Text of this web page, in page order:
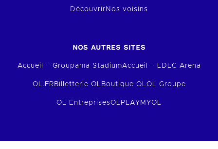
Découvrir Nos voisins
NOS AUTRES SITES
Accueil – Groupama StadiumAccueil – LDLC Arena
OL.FR Billetterie OL Boutique OLOL Groupe
OL EntreprisesOLPLAY MYOL